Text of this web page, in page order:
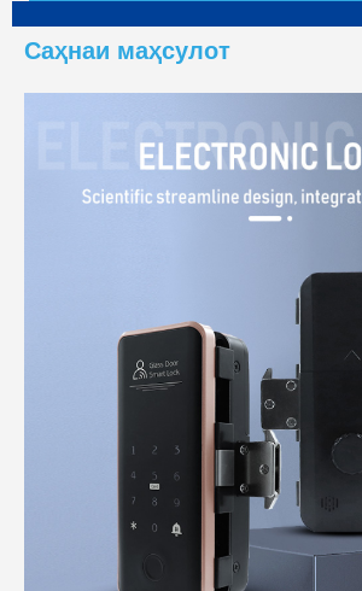
Саҳнаи маҳсулот